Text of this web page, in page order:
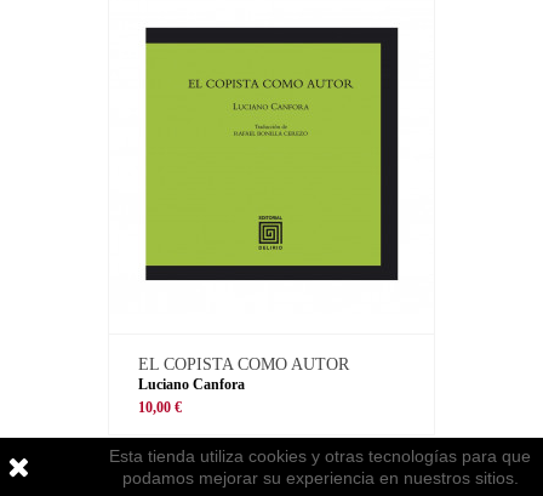
EL COPISTA COMO AUTOR
Luciano Canfora
10,00 €
Esta tienda utiliza cookies y otras tecnologías para que
podamos mejorar su experiencia en nuestros sitios.